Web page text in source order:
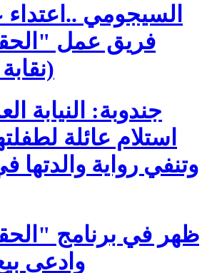
السيجومي
فريق عمل
جندوبة: النيابة
استلام عائلة
وتنفي رواية والدتها
ظهر في برنامج
وادعى